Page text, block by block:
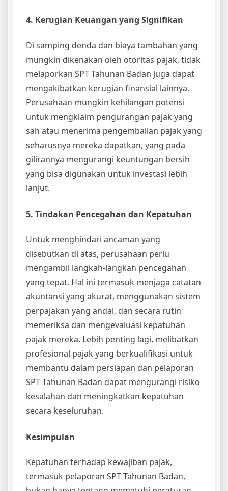
4. Kerugian Keuangan yang Signifikan
Di samping denda dan biaya tambahan yang
mungkin dikenakan oleh otoritas pajak, tidak
melaporkan SPT Tahunan Badan juga dapat
mengakibatkan kerugian finansial lainnya.
Perusahaan mungkin kehilangan potensi
untuk mengklaim pengurangan pajak yang
sah atau menerima pengembalian pajak yang
seharusnya mereka dapatkan, yang pada
gilirannya mengurangi keuntungan bersih
yang bisa digunakan untuk investasi lebih
lanjut.
5. Tindakan Pencegahan dan Kepatuhan
Untuk menghindari ancaman yang
disebutkan di atas, perusahaan perlu
mengambil langkah-langkah pencegahan
yang tepat. Hal ini termasuk menjaga catatan
akuntansi yang akurat, menggunakan sistem
perpajakan yang andal, dan secara rutin
memeriksa dan mengevaluasi kepatuhan
pajak mereka. Lebih penting lagi, melibatkan
profesional pajak yang berkualifikasi untuk
membantu dalam persiapan dan pelaporan
SPT Tahunan Badan dapat mengurangi risiko
kesalahan dan meningkatkan kepatuhan
secara keseluruhan.
Kesimpulan
Kepatuhan terhadap kewajiban pajak,
termasuk pelaporan SPT Tahunan Badan,